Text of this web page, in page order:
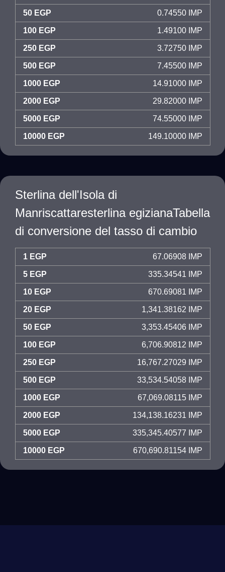
50 EGP 0.74550 IMP
100 EGP 1.49100 IMP
250 EGP 3.72750 IMP
500 EGP 7.45500 IMP
1000 EGP 14.91000 IMP
2000 EGP 29.82000 IMP
5000 EGP 74.55000 IMP
10000 EGP 149.10000 IMP
Sterlina dell'Isola di
Manriscattaresterlina egizianaTabella
di conversione del tasso di cambio
1 EGP 67.06908 IMP
5 EGP 335.34541 IMP
10 EGP 670.69081 IMP
20 EGP 1,341.38162 IMP
50 EGP 3,353.45406 IMP
100 EGP 6,706.90812 IMP
250 EGP 16,767.27029 IMP
500 EGP 33,534.54058 IMP
1000 EGP 67,069.08115 IMP
2000 EGP 134,138.16231 IMP
5000 EGP 335,345.40577 IMP
10000 EGP 670,690.81154 IMP